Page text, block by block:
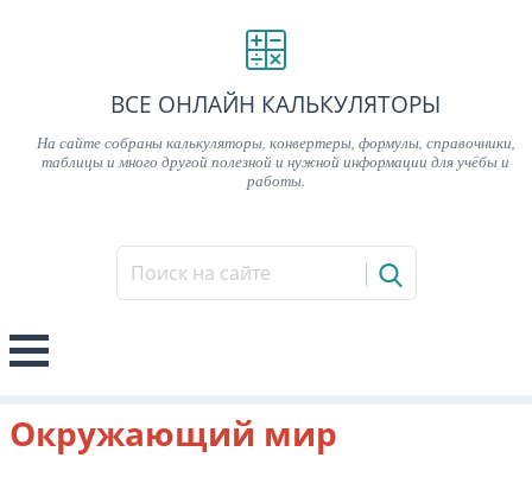
ВСЕ ОНЛАЙН КАЛЬКУЛЯТОРЫ
На сайте собраны калькуляторы, конвертеры, формулы, справочники,
таблицы и много другой полезной и нужной информации для учёбы и
работы.
Окружающий мир